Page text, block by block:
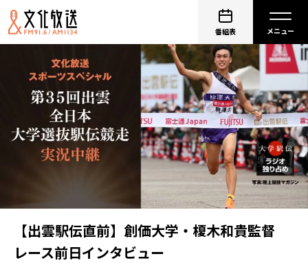
番組表
【出雲駅伝直前】創価大学・榎木和貴監督
レース前日インタビュー